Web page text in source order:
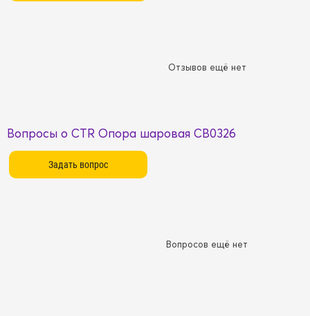
Отзывов ещё нет
Вопросы о CTR Опора шаровая CB0326
Вопросов ещё нет